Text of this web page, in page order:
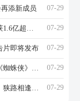
添新成员 07-29
明末：渊虚之羽续作喜讯 手游获1.6亿超级投资 07-29
片即将发布 07-29
《漫威金刚狼》剧情反转 或与《蜘蛛侠》联动 07-29
《战神劳菲》联动《神鬼寓言》 狭路相逢勇者胜 07-29